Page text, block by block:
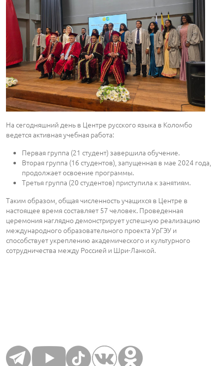
На сегодняшний день в Центре русского языка в Коломбо
ведется активная учебная работа:
Первая группа (21 студент) завершила обучение.
Вторая группа (16 студентов), запущенная в мае 2024 года,
продолжает освоение программы.
Третья группа (20 студентов) приступила к занятиям.
Таким образом, общая численность учащихся в Центре в
настоящее время составляет 57 человек. Проведенная
церемония наглядно демонстрирует успешную реализацию
международного образовательного проекта УрГЭУ и
способствует укреплению академического и культурного
сотрудничества между Россией и Шри-Ланкой.